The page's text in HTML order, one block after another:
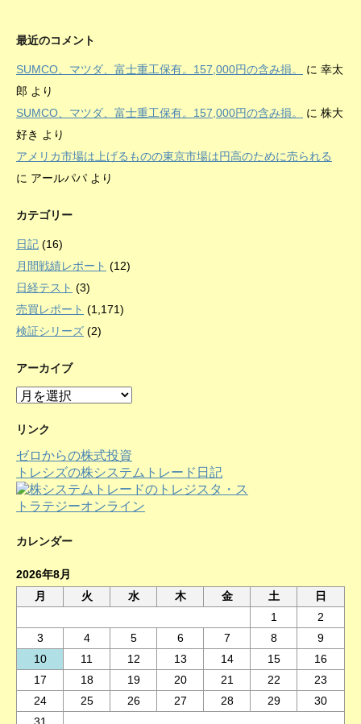
最近のコメント
SUMCO、マツダ、富士重工保有。157,000円の含み損。 に 幸太
郎 より
SUMCO、マツダ、富士重工保有。157,000円の含み損。
に 株大
好き より
アメリカ市場は上げるものの東京市場は円高のために売られる
に アールパパ より
カテゴリー
日記 (16)
月間戦績レポート (12)
日経テスト (3)
売買レポート (1,171)
検証シリーズ (2)
アーカイブ
ア
カ
ブ
リンク
ゼロからの株式投資
トレシズの株システムトレード日記
カレンダー
2026年8月
月
火 水 木 金 土
日
1
2
3
4 5 6 7 8
9
10
11 12 13 14 15
16
17
18 19 20 21 22
23
24
25 26 27 28 29
30